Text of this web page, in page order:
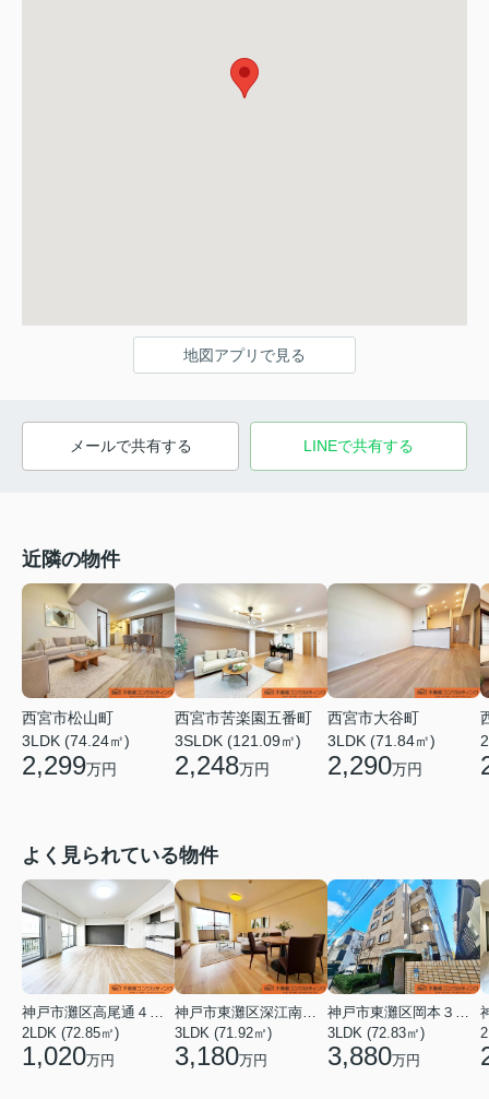
地図アプリで見る
メールで共有する LINEで共有する
近隣の物件
西宮市松山町
3LDK (74.24㎡)
2,299万円
西宮市苦楽園五番町
3SLDK (121.09㎡)
2,248万円
西宮市大谷町
3LDK (71.84㎡)
2,290万円
よく見られている物件
神戸市灘区高尾通４丁目
2LDK (72.85㎡)
1,020万円
神戸市東灘区深江南町１丁目
3LDK (71.92㎡)
3,180万円
神戸市東灘区岡本３丁目
3LDK (72.83㎡)
3,880万円